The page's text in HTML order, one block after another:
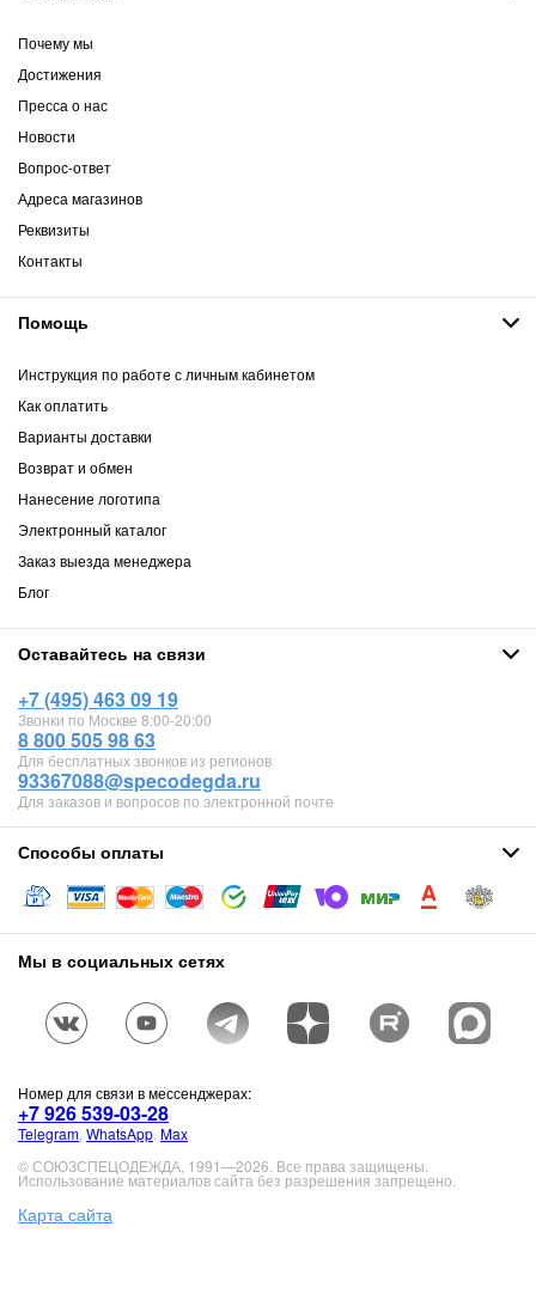
Почему мы
Достижения
Пресса о нас
Новости
Вопрос-ответ
Адреса магазинов
Реквизиты
Контакты
Помощь
Инструкция по работе с личным кабинетом
Как оплатить
Варианты доставки
Возврат и обмен
Нанесение логотипа
Электронный каталог
Заказ выезда менеджера
Блог
Оставайтесь на связи
+7 (495) 463 09 19
Звонки по Москве 8:00-20:00
8 800 505 98 63
Для бесплатных звонков из регионов
93367088@specodegda.ru
Для заказов и вопросов по электронной почте
Способы оплаты
Мы в социальных сетях
Номер для связи в мессенджерах:
+7 926 539-03-28
Telegram WhatsApp Max
© СОЮЗСПЕЦОДЕЖДА, 1991—2026. Все права защищены.
Использование материалов сайта без разрешения запрещено.
Карта сайта